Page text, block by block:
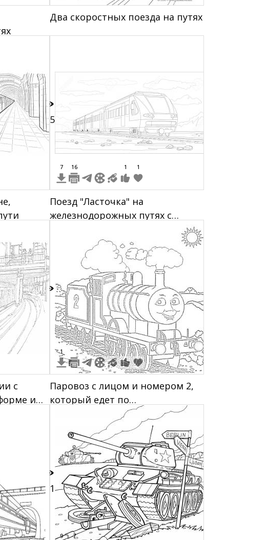
Два скоростных поезда на путях
25
7 16 1 1
Поезд "Ласточка" на
железнодорожных путях с
облаками и горным пейзажем
на заднем плане
с
и
2
1
Паровоз с лицом и номером 2,
который едет по
железнодорожным путям, на
заднем плане облака и солнце
31
9 7